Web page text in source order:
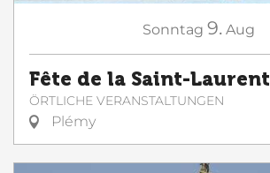
Sonntag 9. Aug
Fête de la Saint-Laurent
ÖRTLICHE VERANSTALTUNGEN
Plémy